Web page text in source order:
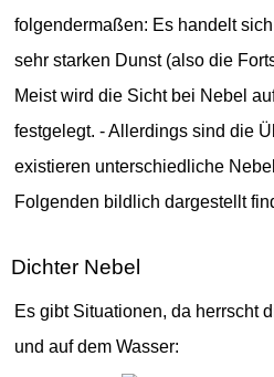
folgendermaßen: Es handelt
sehr starken Dunst (also die
Meist wird die Sicht bei Nebel
festgelegt. - Allerdings sind die
existieren unterschiedliche
Folgenden bildlich dargestellt
Dichter Nebel
Es gibt Situationen, da herrscht
und auf dem Wasser: